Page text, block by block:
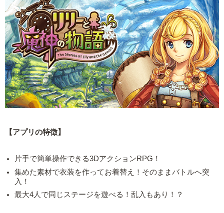
【アプリの特徴】
片手で簡単操作できる3DアクションRPG！
集めた素材で衣装を作ってお着替え！そのままバトルへ突
入！
最大4人で同じステージを遊べる！乱入もあり！？